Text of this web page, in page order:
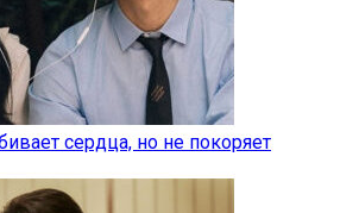
сердца, но не покоряет